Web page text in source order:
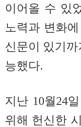
이어올 수 있
노력과 변화
신문이 있기
능했다.
지난 10월24
위해 헌신한